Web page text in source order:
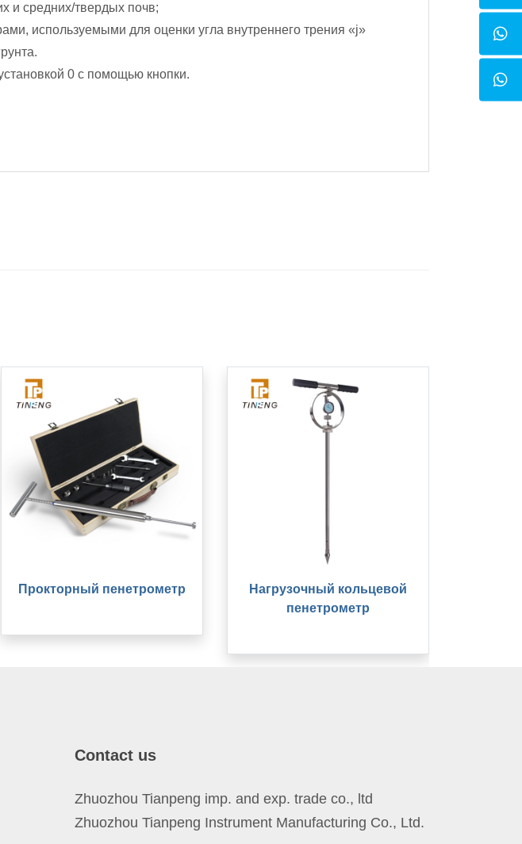
и средних/твердых почв;
используемыми для оценки угла внутреннего трения «j»
0 с помощью кнопки.
Прокторный пенетрометр
Нагрузочный кольцевой
пенетрометр
Contact us
Zhuozhou Tianpeng imp. and exp. trade co., ltd
Zhuozhou Tianpeng Instrument Manufacturing Co., Ltd.